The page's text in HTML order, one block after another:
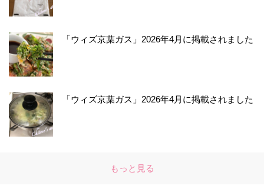
「ウィズ京葉ガス」2026年4月に掲載されました
「ウィズ京葉ガス」2026年4月に掲載されました
もっと見る